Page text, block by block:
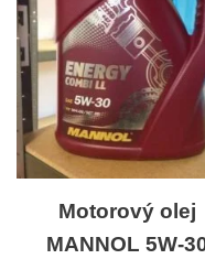
Motorový olej
MANNOL 5W-